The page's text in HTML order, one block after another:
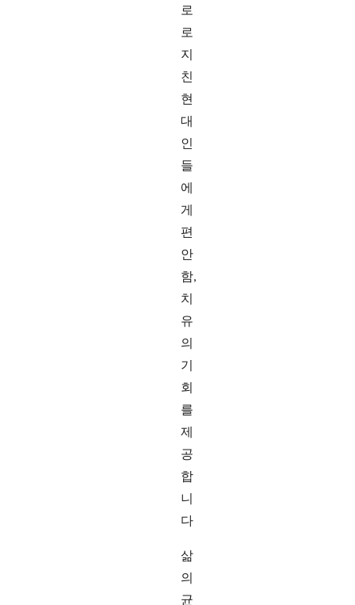
로
로
지
친
현
대
인
들
에
게
편
안
함,
치
유
의
기
회
를
제
공
합
니
다
삶
의
균